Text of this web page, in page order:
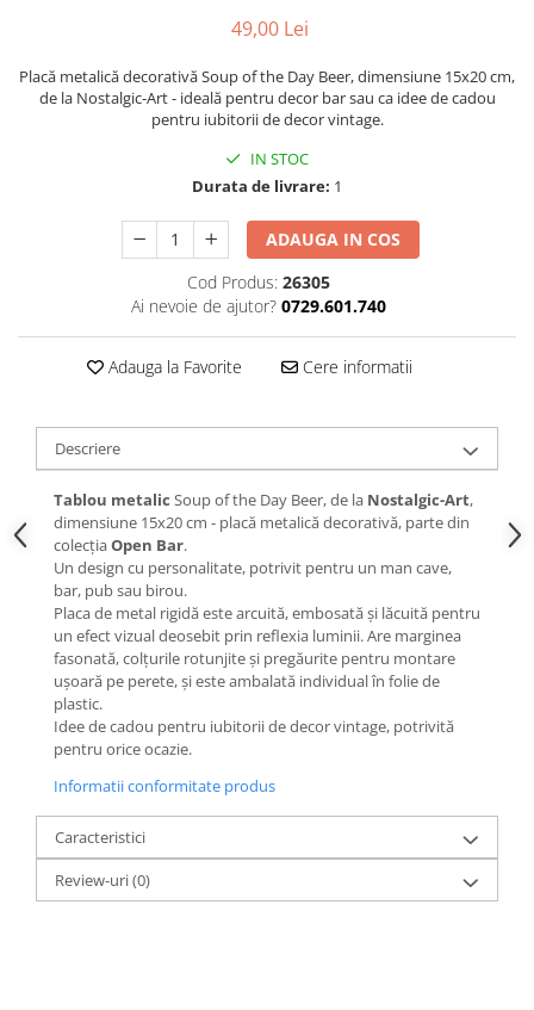
49,00 Lei
Placă metalică decorativă Soup of the Day Beer, dimensiune 15x20 cm,
de la Nostalgic-Art - ideală pentru decor bar sau ca idee de cadou
pentru iubitorii de decor vintage.
IN STOC
Durata de livrare: 1
ADAUGA IN COS
Cod Produs: 26305
Ai nevoie de ajutor? 0729.601.740
Adauga la Favorite Cere informatii
Descriere
Tablou metalic Soup of the Day Beer, de la Nostalgic-Art,
dimensiune 15x20 cm - placă metalică decorativă, parte din
colecțiaOpen Bar.
Un design cu personalitate, potrivit pentru un man cave,
bar, pub sau birou.
Placa de metal rigidă este arcuită, embosată și lăcuită pentru
un efect vizual deosebit prin reflexia luminii. Are marginea
fasonată, colțurile rotunjite și pregăurite pentru montare
ușoară pe perete, și este ambalată individual în folie de
plastic.
Idee de cadou pentru iubitorii de decor vintage, potrivită
pentru orice ocazie.
Informatii conformitate produs
Caracteristici
Review-uri(0)